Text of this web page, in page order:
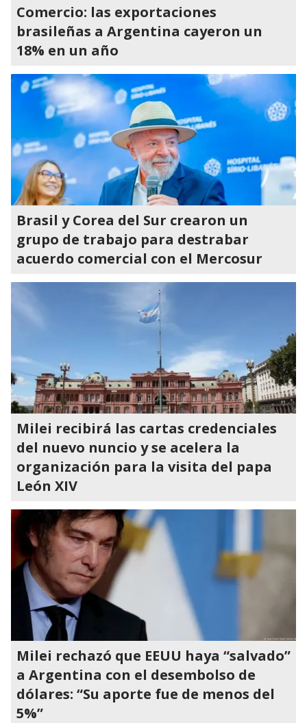
Comercio: las exportaciones
brasileñas a Argentina cayeron un
18% en un año
Brasil y Corea del Sur crearon un
grupo de trabajo para destrabar
acuerdo comercial con el Mercosur
Milei recibirá las cartas credenciales
del nuevo nuncio y se acelera la
organización para la visita del papa
León XIV
Milei rechazó que EEUU haya “salvado”
a Argentina con el desembolso de
dólares: “Su aporte fue de menos del
5%”